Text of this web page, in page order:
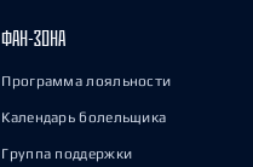
ФАН-ЗОНА
Программа лояльности
Календарь болельщика
Группа поддержки